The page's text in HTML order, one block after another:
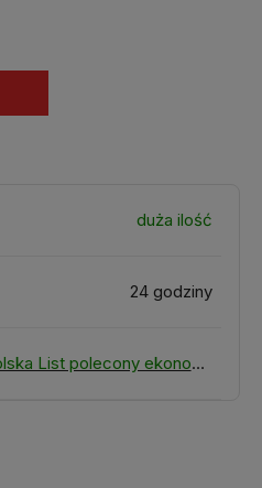
duża ilość
24 godziny
List polecony ekonomiczny